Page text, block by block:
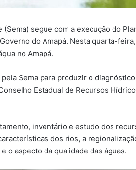
segue com a execução do
do Amapá. Nesta quarta-
no Amapá.
Sema para produzir o
Estadual de Recursos
inventário e estudo dos
dos rios, a
o aspecto da qualidade das águas.